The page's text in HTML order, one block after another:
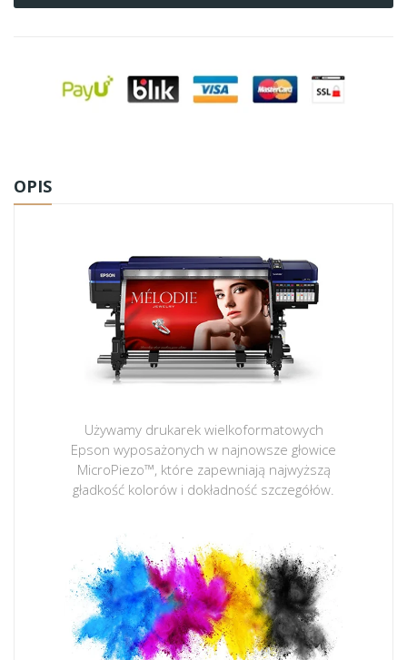
OPIS
Używamy drukarek wielkoformatowych
Epson wyposażonych w najnowsze głowice
MicroPiezo™, które zapewniają najwyższą
gładkość kolorów i dokładność szczegółów.